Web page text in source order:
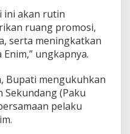
ini akan rutin
ruang promosi,
serta meningkatkan
ungkapnya.
Bupati mengukuhkan
Sekundang (Paku
pelaku